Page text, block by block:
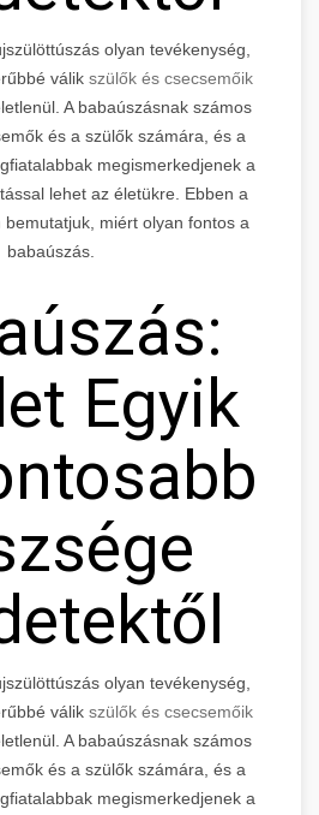
olyan tevékenység,
válik szülők és csecsemőik
A babaúszásnak számos
és a szülők számára, és a
megismerkedjenek a
lehet az életükre. Ebben a
miért olyan fontos a
babaúszás.
Egyik
olyan tevékenység,
válik szülők és csecsemőik
A babaúszásnak számos
és a szülők számára, és a
megismerkedjenek a